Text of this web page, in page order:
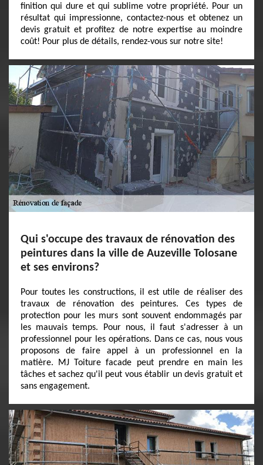
finition qui dure et qui sublime votre propriété. Pour un
résultat qui impressionne, contactez-nous et obtenez un
devis gratuit et profitez de notre expertise au moindre
coût! Pour plus de détails, rendez-vous sur notre site!
Qui s'occupe des travaux de rénovation des
peintures dans la ville de Auzeville Tolosane
et ses environs?
Pour toutes les constructions, il est utile de réaliser des
travaux de rénovation des peintures. Ces types de
protection pour les murs sont souvent endommagés par
les mauvais temps. Pour nous, il faut s'adresser à un
professionnel pour les opérations. Dans ce cas, nous vous
proposons de faire appel à un professionnel en la
matière. MJ Toiture facade peut prendre en main les
tâches et sachez qu'il peut vous établir un devis gratuit et
sans engagement.